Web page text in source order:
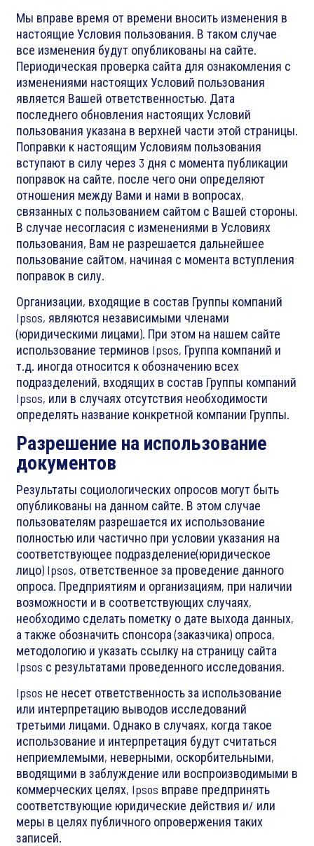
Мы вправе время от времени вносить изменения в
настоящие Условия пользования. В таком случае
все изменения будут опубликованы на сайте.
Периодическая проверка сайта для ознакомления с
изменениями настоящих Условий пользования
является Вашей ответственностью. Дата
последнего обновления настоящих Условий
пользования указана в верхней части этой страницы.
Поправки к настоящим Условиям пользования
вступают в силу через 3 дня с момента публикации
поправок на сайте, после чего они определяют
отношения между Вами и нами в вопросах,
связанных с пользованием сайтом с Вашей стороны.
В случае несогласия с изменениями в Условиях
пользования, Вам не разрешается дальнейшее
пользование сайтом, начиная с момента вступления
поправок в силу.
Организации, входящие в состав Группы компаний
Ipsos, являются независимыми членами
(юридическими лицами). При этом на нашем сайте
использование терминов Ipsos, Группа компаний и
т.д. иногда относится к обозначению всех
подразделений, входящих в состав Группы компаний
Ipsos, или в случаях отсутствия необходимости
определять название конкретной компании Группы.
Разрешение на использование
документов
Результаты социологических опросов могут быть
опубликованы на данном сайте. В этом случае
пользователям разрешается их использование
полностью или частично при условии указания на
соответствующее подразделение(юридическое
лицо) Ipsos, ответственное за проведение данного
опроса. Предприятиям и организациям, при наличии
возможности и в соответствующих случаях,
необходимо сделать пометку о дате выхода данных,
а также обозначить спонсора (заказчика) опроса,
методологию и указать ссылку на страницу сайта
Ipsos с результатами проведенного исследования.
Ipsos не несет ответственность за использование
или интерпретацию выводов исследований
третьими лицами. Однако в случаях, когда такое
использование и интерпретация будут считаться
неприемлемыми, неверными, оскорбительными,
вводящими в заблуждение или воспроизводимыми в
коммерческих целях, Ipsos вправе предпринять
соответствующие юридические действия и/ или
меры в целях публичного опровержения таких
записей.